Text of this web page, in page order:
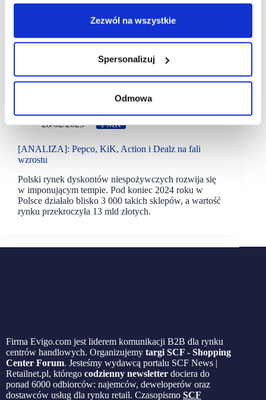
Zezwól na wszystkie
Spersonalizuj
Odmowa
28/02/2025 PMR
[ANALIZA]: Pepco, KiK, Action i Dealz na fali
wzrostu
Polski rynek dyskontów niespożywczych rozwija się
w imponującym tempie. Pod koniec 2024 roku w
Polsce działało blisko 3 000 takich sklepów, a wartość
rynku przekroczyła 13 mld złotych.
Firma Evigo.com jest liderem komunikacji B2B dla rynku
centrów handlowych. Organizujemy targi SCF - Shopping
Center Forum. Jesteśmy wydawcą portalu SCF News |
Retailnet.pl, którego codzienny newsletter dociera do
ponad 6000 odbiorców: najemców, deweloperów oraz
dostawców usług dla rynku retail. Czasopismo SCF